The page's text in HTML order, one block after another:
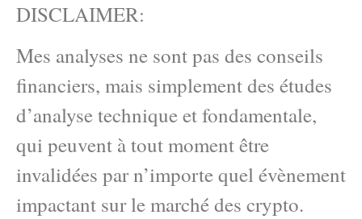
DISCLAIMER:
Mes analyses ne sont pas des conseils
financiers, mais simplement des études
d’analyse technique et fondamentale,
qui peuvent à tout moment être
invalidées par n’importe quel évènement
impactant sur le marché des crypto.